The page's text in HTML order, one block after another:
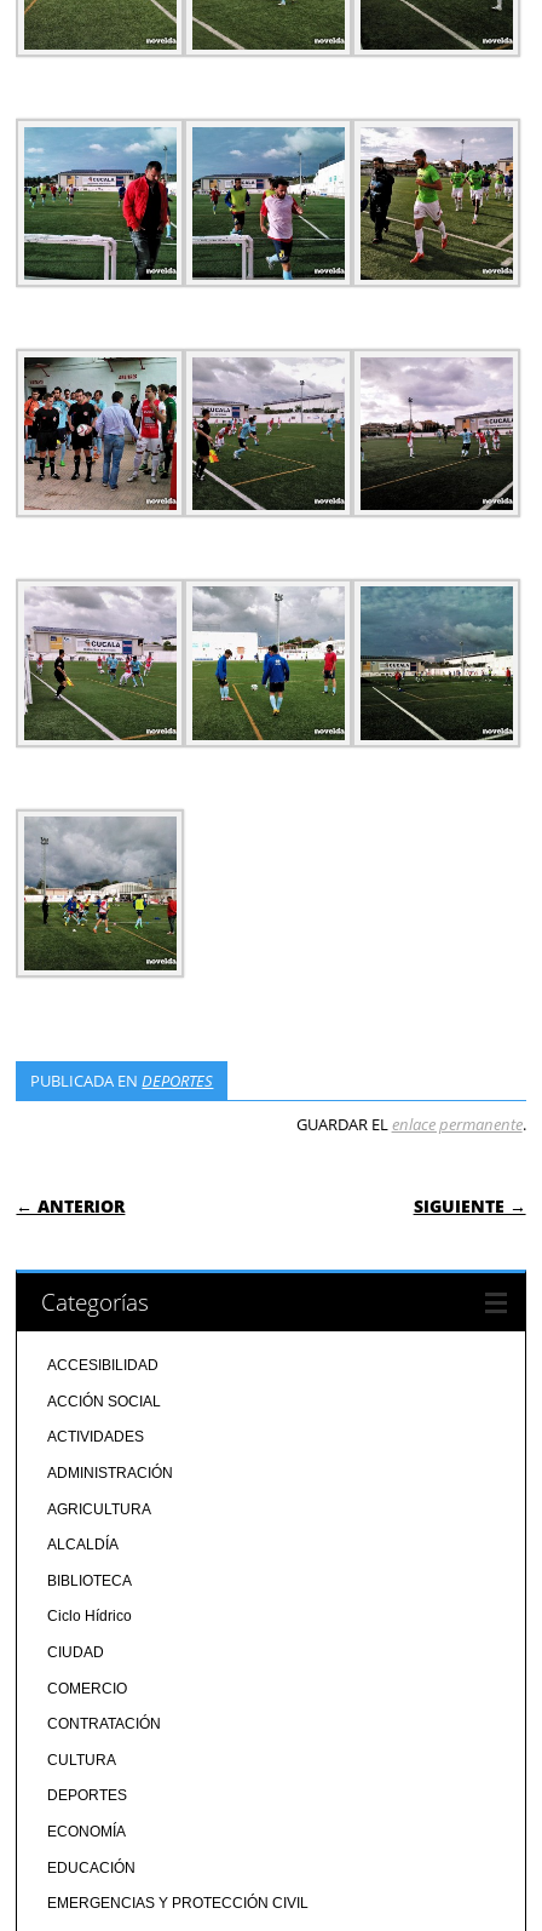
PUBLICADA ENDEPORTES
GUARDAR ELenlace permanente.
NAVEGACIÓN DE ENTRADAS
← ANTERIOR SIGUIENTE →
Categorías
ACCESIBILIDAD
ACCIÓN SOCIAL
ACTIVIDADES
ADMINISTRACIÓN
AGRICULTURA
ALCALDÍA
BIBLIOTECA
Ciclo Hídrico
CIUDAD
COMERCIO
CONTRATACIÓN
CULTURA
DEPORTES
ECONOMÍA
EDUCACIÓN
EMERGENCIAS Y PROTECCIÓN CIVIL